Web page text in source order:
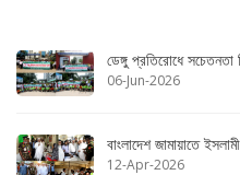
ডেঙ্গু প্রতিরোধে
06-Jun-2026
বাংলাদেশ জামায়াতে
12-Apr-2026